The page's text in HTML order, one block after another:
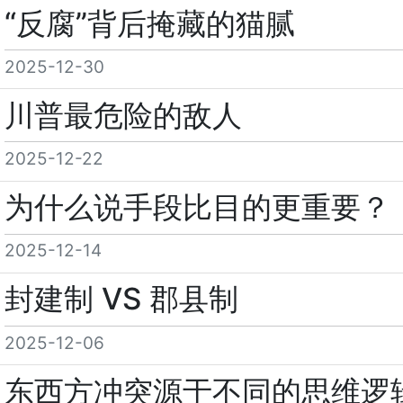
“反腐”背后掩藏的猫腻
2025-12-30
川普最危险的敌人
2025-12-22
为什么说手段比目的更重要？
2025-12-14
封建制 VS 郡县制
2025-12-06
东西方冲突源于不同的思维逻